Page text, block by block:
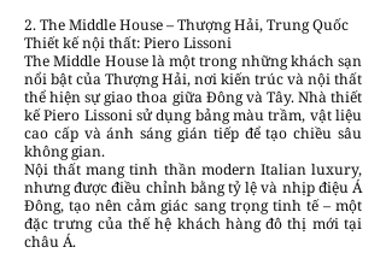
2. The Middle House – Thượng Hải, Trung Quốc
Thiết kế nội thất: Piero Lissoni
The Middle House là một trong những khách sạn
nổi bật của Thượng Hải, nơi kiến trúc và nội thất
thể hiện sự giao thoa giữa Đông và Tây. Nhà thiết
kế Piero Lissoni sử dụng bảng màu trầm, vật liệu
cao cấp và ánh sáng gián tiếp để tạo chiều sâu
không gian.
Nội thất mang tinh thần modern Italian luxury,
nhưng được điều chỉnh bằng tỷ lệ và nhịp điệu Á
Đông, tạo nên cảm giác sang trọng tinh tế – một
đặc trưng của thế hệ khách hàng đô thị mới tại
châu Á.